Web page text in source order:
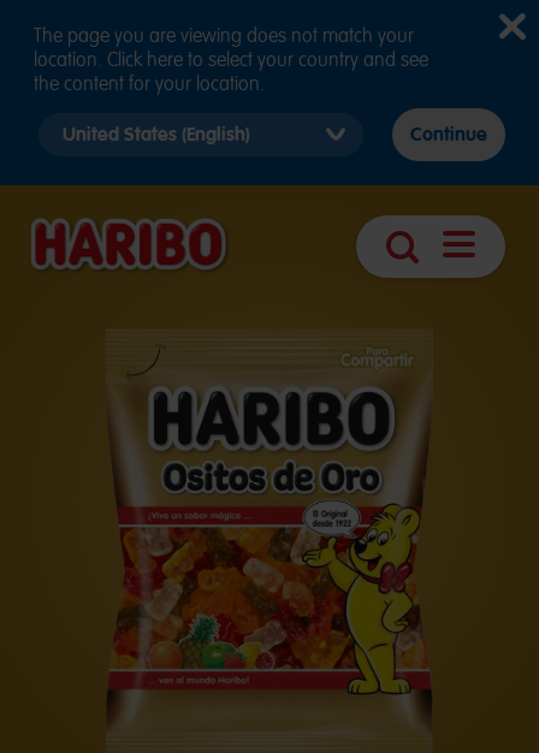
PesquisaAbrir
The page you are viewing does not match your
location. Click here to select your country and see
the content for your location.
country
Continue